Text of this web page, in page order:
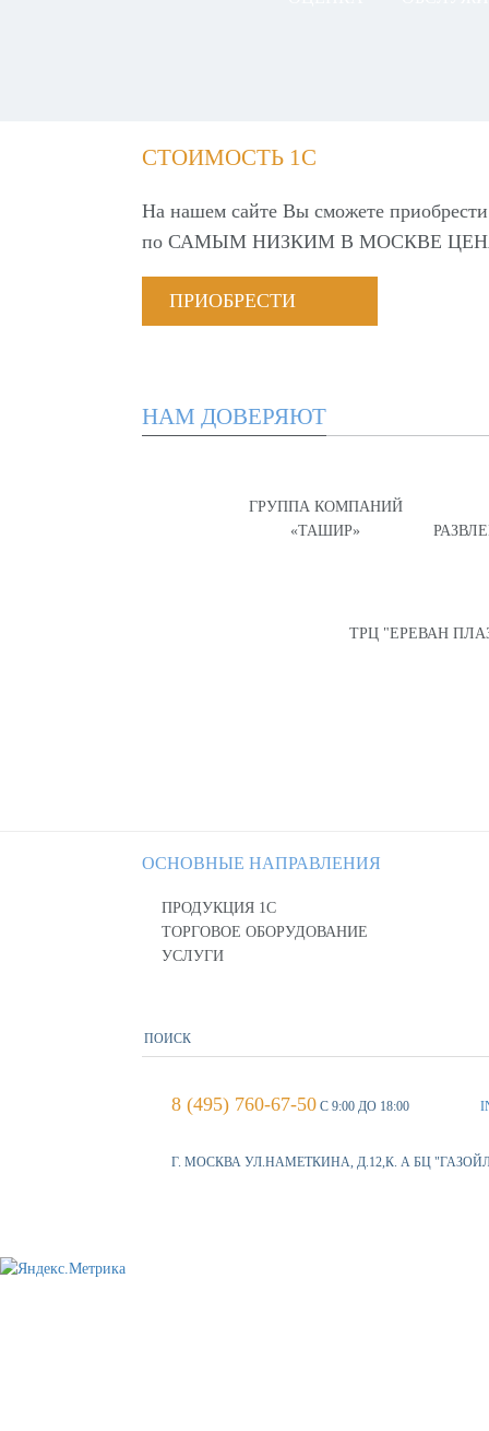
СТОИМОСТЬ 1С
На нашем сайте Вы сможете
по САМЫМ НИЗКИМ В МОСКВЕ
ПРИОБРЕСТИ
НАМ ДОВЕРЯЮТ
ГРУППА КОМПАНИЙ
«ТАШИР»
ТРЦ "ЕРЕВАН
ОСНОВНЫЕ НАПРАВЛЕНИЯ
ПРОДУКЦИЯ 1С
ТОРГОВОЕ ОБОРУДОВАНИЕ
УСЛУГИ
8 (495) 760-67-50 С 9:00 ДО 18:00
Г. МОСКВА УЛ.НАМЕТКИНА, Д.12,К. А БЦ